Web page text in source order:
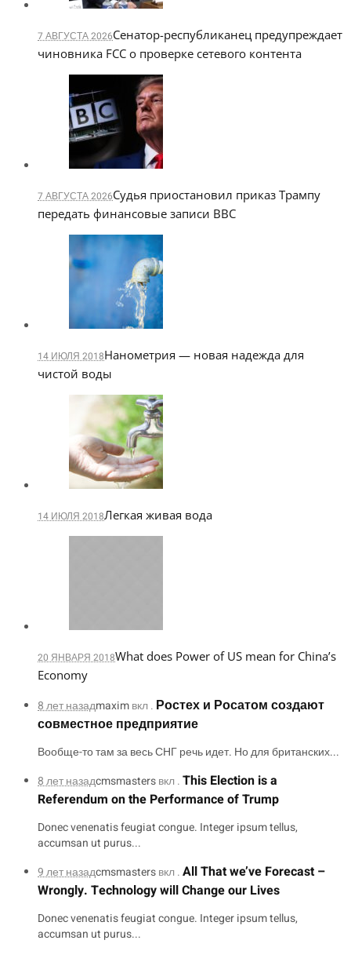
7 АВГУСТА 2026Сенатор-республиканец предупреждает
чиновника FCC о проверке сетевого контента
7 АВГУСТА 2026Судья приостановил приказ Трампу
передать финансовые записи BBC
14 ИЮЛЯ 2018Нанометрия — новая надежда для
чистой воды
14 ИЮЛЯ 2018Легкая живая вода
20 ЯНВАРЯ 2018What does Power of US mean for China’s
Economy
8 лет назадmaximвкл . Ростех и Росатом создают
совместное предприятие
Вообще-то там за весь СНГ речь идет. Но для британских...
8 лет назадcmsmastersвкл .This Election is a
Referendum on the Performance of Trump
Donec venenatis feugiat congue. Integer ipsum tellus,
accumsan ut purus...
9 лет назадcmsmastersвкл .All That we’ve Forecast –
Wrongly. Technology will Change our Lives
Donec venenatis feugiat congue. Integer ipsum tellus,
accumsan ut purus...